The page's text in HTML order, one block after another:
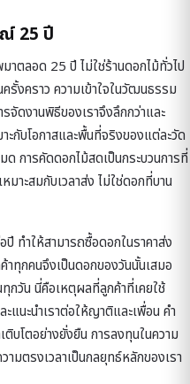
25 ปี
าตลอด 25 ปี ไม่ใช่ร้านดอกไม้ทั่วไป
รั้งคราว ความเข้าใจในวัฒนธรรม
จัดงานพิธีของเราจึงลึกกว่าและ
ะกับโอกาสและพื้นที่จริงของแต่ละวัด
การคัดดอกไม้สดเป็นกระบวนการที่
มาะสมกับเวลาส่ง ไม่ใช่ดอกที่บาน
ทำให้สามารถซื้อดอกในราคาส่ง
าทุกคนจึงเป็นดอกของวันนั้นเสมอ
ทุกวัน นี่คือเหตุผลที่ลูกค้าที่เคยใช้
แนะนำเราต่อให้ญาติและเพื่อน คำ
บโตอย่างยั่งยืน การลงทุนในความ
มตรงเวลาเป็นกลยุทธ์หลักของเรา